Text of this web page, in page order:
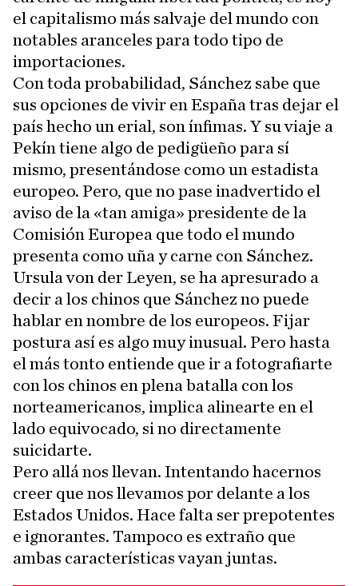
el capitalismo más salvaje del mundo con
notables aranceles para todo tipo de
importaciones.
Con toda probabilidad, Sánchez sabe que
sus opciones de vivir en España tras dejar el
país hecho un erial, son ínfimas. Y su viaje a
Pekín tiene algo de pedigüeño para sí
mismo, presentándose como un estadista
europeo. Pero, que no pase inadvertido el
aviso de la «tan amiga» presidente de la
Comisión Europea que todo el mundo
presenta como uña y carne con Sánchez.
Ursula von der Leyen, se ha apresurado a
decir a los chinos que Sánchez no puede
hablar en nombre de los europeos. Fijar
postura así es algo muy inusual. Pero hasta
el más tonto entiende que ir a fotografiarte
con los chinos en plena batalla con los
norteamericanos, implica alinearte en el
lado equivocado, si no directamente
suicidarte.
Pero allá nos llevan. Intentando hacernos
creer que nos llevamos por delante a los
Estados Unidos. Hace falta ser prepotentes
e ignorantes. Tampoco es extraño que
ambas características vayan juntas.